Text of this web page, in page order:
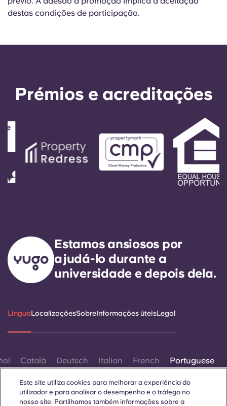
destas condições de participação.
Prémios e acreditações
Estamos ansiosos por
ajudá-lo durante a
universidade e depois dela.
LínguaLocalizaçõesSobreInformações úteisLegal
Català Deutsch Italian French Portuguese
Este site utiliza cookies para melhorar a experiência do
utilizador e para analisar o desempenho e o tráfego no
nosso site. Partilhamos também informações sobre a